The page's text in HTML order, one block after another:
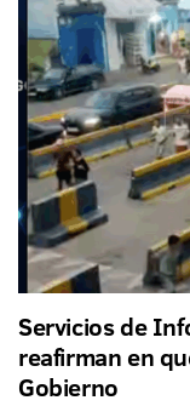
Servicios de
reafirman en
Gobierno